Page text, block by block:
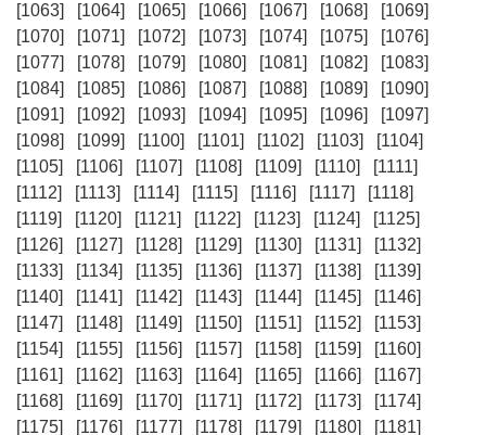
[1063]
[1064] [1065] [1066] [1067] [1068]
[1069]
[1070]
[1071] [1072] [1073] [1074] [1075]
[1076]
[1077]
[1078] [1079] [1080] [1081] [1082]
[1083]
[1084]
[1085] [1086] [1087] [1088] [1089]
[1090]
[1091]
[1092] [1093] [1094] [1095] [1096]
[1097]
[1098]
[1099] [1100] [1101] [1102] [1103]
[1104]
[1105]
[1106] [1107] [1108] [1109] [1110]
[1111]
[1112]
[1113] [1114] [1115] [1116] [1117]
[1118]
[1119]
[1120] [1121] [1122] [1123] [1124]
[1125]
[1126]
[1127] [1128] [1129] [1130] [1131]
[1132]
[1133]
[1134] [1135] [1136] [1137] [1138]
[1139]
[1140]
[1141] [1142] [1143] [1144] [1145]
[1146]
[1147]
[1148] [1149] [1150] [1151] [1152]
[1153]
[1154]
[1155] [1156] [1157] [1158] [1159]
[1160]
[1161]
[1162] [1163] [1164] [1165] [1166]
[1167]
[1168]
[1169] [1170] [1171] [1172] [1173]
[1174]
[1175]
[1176] [1177] [1178] [1179] [1180]
[1181]